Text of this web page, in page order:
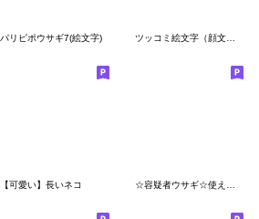
パリピポウサギ7(絵文字) ツッコミ絵文字（顔文字編2）
【可愛い】長いネコ